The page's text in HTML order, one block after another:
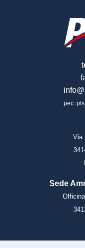
pec:
Via
Sede